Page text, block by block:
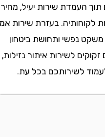
שירות יעיל, מחירים
בעזרת שירות אמין
נפשי ותחושת ביטחון
לשירות איתור נזילות,
לשירותכם בכל עת.